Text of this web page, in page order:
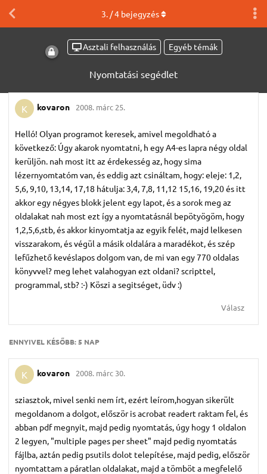
Asztali felhasználás Egyéb témák
Nyomtatási segédlet
3. /4bejegyzés
K kovaron 2008. márc 25.
Helló! Olyan programot keresek, amivel megoldható a
következő: Úgy akarok nyomtatni, h egy A4-es lapra négy oldal
kerüljön. nah most itt az érdekesség az, hogy sima
lézernyomtatóm van, és eddig azt csináltam, hogy: eleje: 1,2,
5,6, 9,10, 13,14, 17,18 hátulja: 3,4, 7,8, 11,12 15,16, 19,20 és itt
akkor egy négyes blokk jelent egy lapot, és a sorok meg az
oldalakat nah most ezt így a nyomtatásnál bepötyögöm, hogy
1,2,5,6,stb, és akkor kinyomtatja az egyik felét, majd lelkesen
visszarakom, és végül a másik oldalára a maradékot, és szép
lefűzhető kevéslapos dolgom van, de mi van egy 770 oldalas
könyvvel? meg lehet valahogyan ezt oldani? scripttel,
programmal, stb? :-) Köszi a segitséget, üdv :)
Válasz
ENNYIVEL KÉSŐBB:5 NAP
K kovaron 2008. márc 30.
sziasztok, mivel senki nem írt, ezért leírom,hogyan sikerült
megoldanom a dolgot, először is acrobat readert raktam fel, és
abban pdf megnyit, majd pedig nyomtatás, úgy hogy 1 oldalon
2 legyen, "multiple pages per sheet" majd pedig nyomtatás
fájlba, aztán pedig psutils dolot telepítése, majd pedig, először
nyomtattam a páratlan oldalakat, majd a tömböt a megfelelő